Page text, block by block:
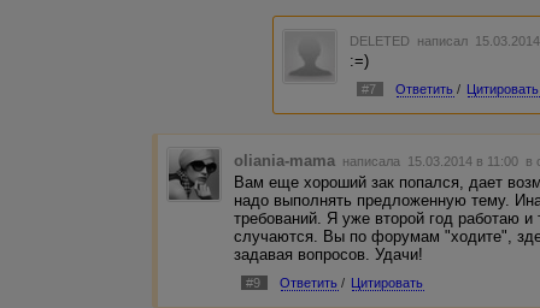
DELETED написал
:=)
#7 Ответить / Цитировать
oliania-mama написала 15.03.2014 в 11:00 в
Вам еще хороший зак попался, дает
надо выполнять предложенную тему.
требований. Я уже второй год работаю
случаются. Вы по форумам "ходите",
задавая вопросов. Удачи!
#9 Ответить / Цитировать